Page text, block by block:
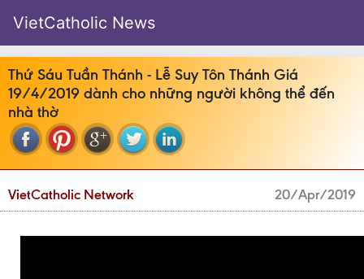
VietCatholic News
Thứ Sáu Tuần Thánh - Lễ Suy Tôn Thánh Giá
19/4/2019 dành cho những người không thể đến
nhà thờ
VietCatholic Network 20/Apr/2019